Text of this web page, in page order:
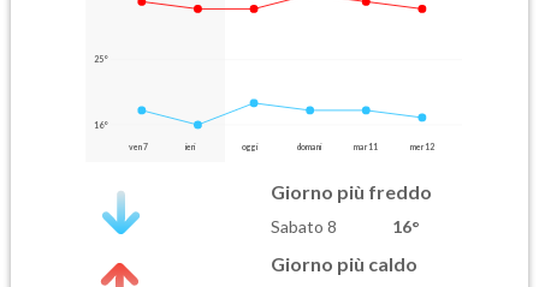
25°
16°
ven 7 ieri oggi domani mar 11 mer 12
Giorno più freddo
Sabato 8 16°
Giorno più caldo